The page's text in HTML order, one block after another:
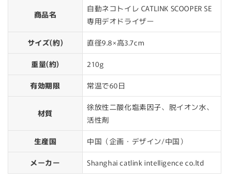
商品名
自動ネコトイレ CATLINK SCOOPER SE
専用デオドライザー
サイズ(約) 直径9.8×高3.7cm
重量(約) 210g
有効期限 常温で60日
材質
徐放性二酸化塩素因子、脱イオン水、
活性剤
生産国 中国（企画・デザイン/中国）
メーカー Shanghai catlink intelligence co.ltd